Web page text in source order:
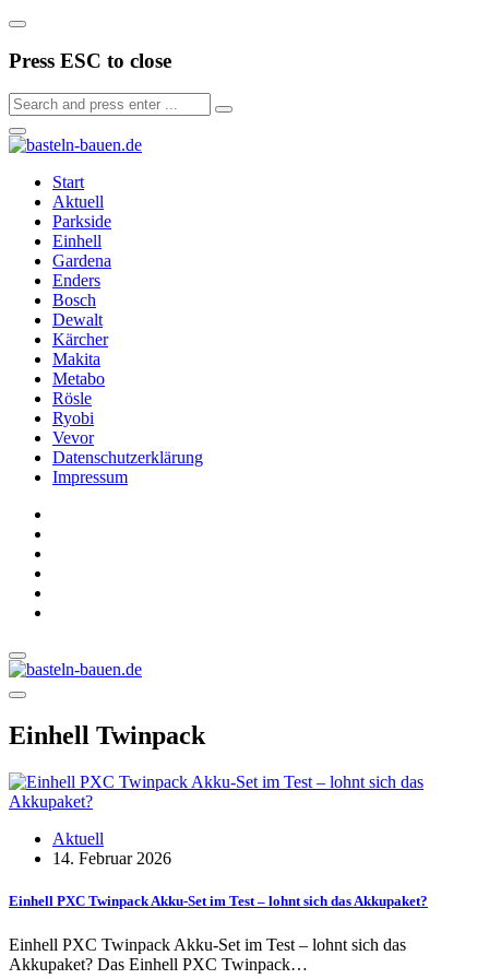
Press ESC to close
Start
Aktuell
Parkside
Einhell
Gardena
Enders
Bosch
Dewalt
Kärcher
Makita
Metabo
Rösle
Ryobi
Vevor
Datenschutzerklärung
Impressum
Einhell Twinpack
Aktuell
14. Februar 2026
Einhell PXC Twinpack Akku-Set im Test – lohnt sich das Akkupaket?
Einhell PXC Twinpack Akku-Set im Test – lohnt sich das
Akkupaket? Das Einhell PXC Twinpack…